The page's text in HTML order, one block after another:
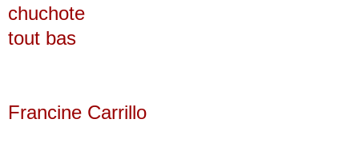
chuchote
tout bas
Francine Carrillo